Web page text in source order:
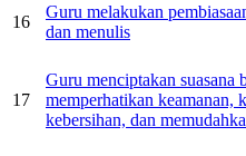
16
Guru melakukan
dan menulis
17
Guru menciptakan suasana
memperhatikan keamanan,
kebersihan, dan